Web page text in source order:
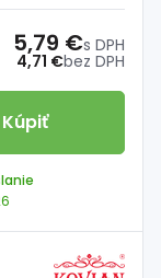
4,71 €bez DPH
5,79 €s DPH
Kúpiť